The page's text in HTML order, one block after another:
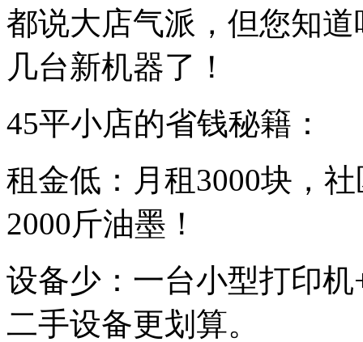
都说大店气派，但您知
几台新机器了！
45平小店的省钱秘籍：
租金低：月租3000块，
2000斤油墨！
设备少：一台小型打印
二手设备更划算。